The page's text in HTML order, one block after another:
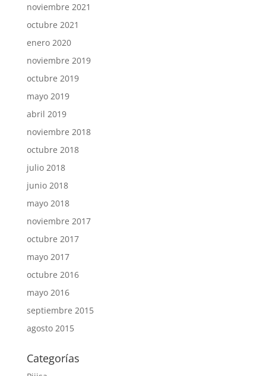
noviembre 2021
octubre 2021
enero 2020
noviembre 2019
octubre 2019
mayo 2019
abril 2019
noviembre 2018
octubre 2018
julio 2018
junio 2018
mayo 2018
noviembre 2017
octubre 2017
mayo 2017
octubre 2016
mayo 2016
septiembre 2015
agosto 2015
Categorías